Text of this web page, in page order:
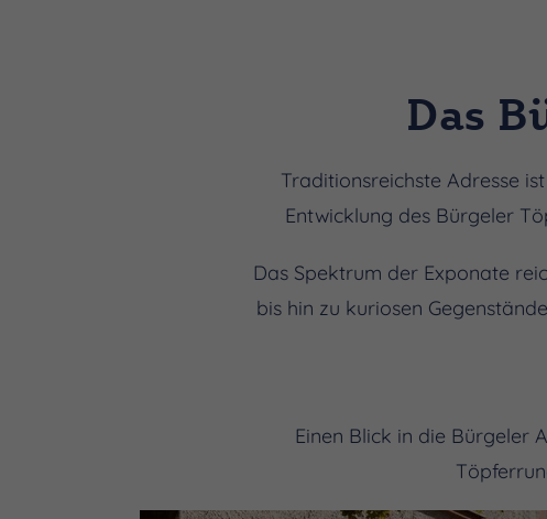
Das
Traditionsreichste Adresse
Entwicklung des Bürgeler
Das Spektrum der Exponate
bis hin zu kuriosen
Einen Blick in die Bürgeler